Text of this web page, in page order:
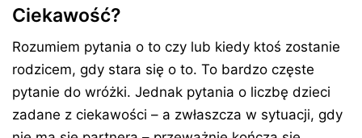
Ciekawość?
Rozumiem pytania o to czy lub kiedy ktoś zostanie
rodzicem, gdy stara się o to. To bardzo częste
pytanie do wróżki. Jednak pytania o liczbę dzieci
zadane z ciekawości – a zwłaszcza w sytuacji, gdy